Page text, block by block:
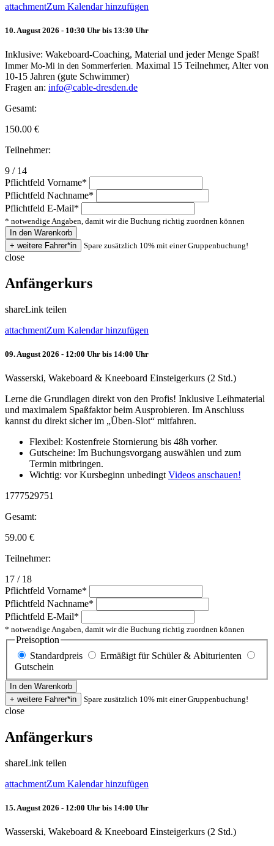
attachmentZum Kalendar hinzufügen
10. August 2026 - 10:30 Uhr bis 13:30 Uhr
Inklusive: Wakeboard-Coaching, Material und jeder Menge Spaß!
Immer Mo-Mi in den Sommerferien. Maximal 15 Teilnehmer, Alter von
10-15 Jahren (gute Schwimmer)
Fragen an: info@cable-dresden.de
Gesamt:
150.00 €
Teilnehmer:
9 / 14
Pflichtfeld Vorname*
Pflichtfeld Nachname*
Pflichtfeld E-Mail*
* notwendige Angaben, damit wir die Buchung richtig zuordnen können
Spare zusätzlich 10% mit einer Gruppenbuchung!
close
Anfängerkurs
shareLink teilen
attachmentZum Kalendar hinzufügen
09. August 2026 - 12:00 Uhr bis 14:00 Uhr
Wasserski, Wakeboard & Kneeboard Einsteigerkurs (2 Std.)
Lerne die Grundlagen direkt von den Profis! Inklusive Leihmaterial
und maximalem Spaßfaktor beim Ausprobieren. Im Anschluss
kannst du direkt sicher im „Üben-Slot“ mitfahren.
Flexibel: Kostenfreie Stornierung bis 48h vorher.
Gutscheine: Im Buchungsvorgang auswählen und zum
Termin mitbringen.
Wichtig: vor Kursbeginn unbedingt Videos anschauen!
1777529751
Gesamt:
59.00 €
Teilnehmer:
17 / 18
Pflichtfeld Vorname*
Pflichtfeld Nachname*
Pflichtfeld E-Mail*
* notwendige Angaben, damit wir die Buchung richtig zuordnen können
Preisoption
Standardpreis
Ermäßigt für Schüler & Abiturienten
Gutschein
Spare zusätzlich 10% mit einer Gruppenbuchung!
close
Anfängerkurs
shareLink teilen
attachmentZum Kalendar hinzufügen
15. August 2026 - 12:00 Uhr bis 14:00 Uhr
Wasserski, Wakeboard & Kneeboard Einsteigerkurs (2 Std.)